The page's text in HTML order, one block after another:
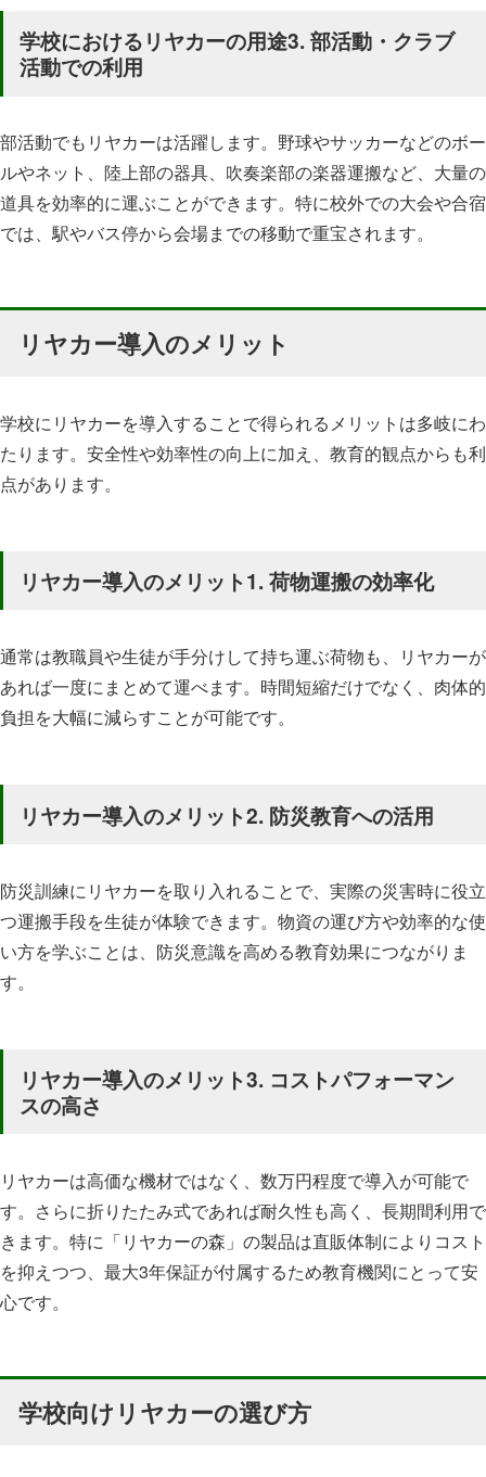
学校におけるリヤカーの用途3. 部活動・クラブ
活動での利用
部活動でもリヤカーは活躍します。野球やサッカーなどのボー
ルやネット、陸上部の器具、吹奏楽部の楽器運搬など、大量の
道具を効率的に運ぶことができます。特に校外での大会や合宿
では、駅やバス停から会場までの移動で重宝されます。
リヤカー導入のメリット
学校にリヤカーを導入することで得られるメリットは多岐にわ
たります。安全性や効率性の向上に加え、教育的観点からも利
点があります。
リヤカー導入のメリット1. 荷物運搬の効率化
通常は教職員や生徒が手分けして持ち運ぶ荷物も、リヤカーが
あれば一度にまとめて運べます。時間短縮だけでなく、肉体的
負担を大幅に減らすことが可能です。
リヤカー導入のメリット2. 防災教育への活用
防災訓練にリヤカーを取り入れることで、実際の災害時に役立
つ運搬手段を生徒が体験できます。物資の運び方や効率的な使
い方を学ぶことは、防災意識を高める教育効果につながりま
す。
リヤカー導入のメリット3. コストパフォーマン
スの高さ
リヤカーは高価な機材ではなく、数万円程度で導入が可能で
す。さらに折りたたみ式であれば耐久性も高く、長期間利用で
きます。特に「リヤカーの森」の製品は直販体制によりコスト
を抑えつつ、最大3年保証が付属するため教育機関にとって安
心です。
学校向けリヤカーの選び方